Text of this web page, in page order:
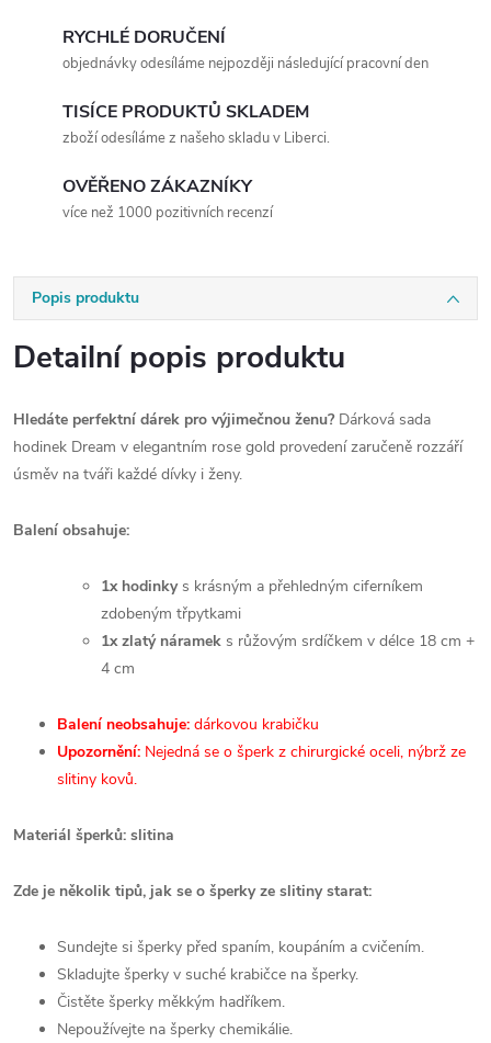
RYCHLÉ DORUČENÍ
objednávky odesíláme nejpozději následující pracovní den
TISÍCE PRODUKTŮ SKLADEM
zboží odesíláme z našeho skladu v Liberci.
OVĚŘENO ZÁKAZNÍKY
více než 1000 pozitivních recenzí
Popis produktu
Detailní popis produktu
Hledáte perfektní dárek pro výjimečnou ženu?Dárková sada
hodinek Dream v elegantním rose gold provedení zaručeně rozzáří
úsměv na tváři každé dívky i ženy.
Balení obsahuje:
1x hodinkys krásným a přehledným ciferníkem
zdobeným třpytkami
1x zlatý náramek s růžovým srdíčkem v délce 18 cm +
4 cm
Balení neobsahuje: dárkovou krabičku
Upozornění: Nejedná se o šperk z chirurgické oceli, nýbrž ze
slitiny kovů.
Materiál šperků: slitina
Zde je několik tipů, jak se o šperky ze slitiny starat:
Sundejte si šperky před spaním, koupáním a cvičením.
Skladujte šperky v suché krabičce na šperky.
Čistěte šperky měkkým hadříkem.
Nepoužívejte na šperky chemikálie.